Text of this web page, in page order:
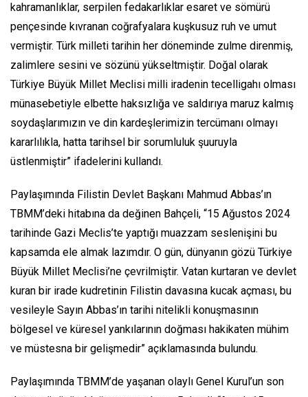
kahramanlıklar, serpilen fedakarlıklar esaret ve sömürü
pençesinde kıvranan coğrafyalara kuşkusuz ruh ve umut
vermiştir. Türk milleti tarihin her döneminde zulme direnmiş,
zalimlere sesini ve sözünü yükseltmiştir. Doğal olarak
Türkiye Büyük Millet Meclisi milli iradenin tecelligahı olması
münasebetiyle elbette haksızlığa ve saldırıya maruz kalmış
soydaşlarımızın ve din kardeşlerimizin tercümanı olmayı
kararlılıkla, hatta tarihsel bir sorumluluk şuuruyla
üstlenmiştir” ifadelerini kullandı.
Paylaşımında Filistin Devlet Başkanı Mahmud Abbas’ın
TBMM’deki hitabına da değinen Bahçeli, “15 Ağustos 2024
tarihinde Gazi Meclis’te yaptığı muazzam seslenişini bu
kapsamda ele almak lazımdır. O gün, dünyanın gözü Türkiye
Büyük Millet Meclisi’ne çevrilmiştir. Vatan kurtaran ve devlet
kuran bir irade kudretinin Filistin davasına kucak açması, bu
vesileyle Sayın Abbas’ın tarihi nitelikli konuşmasının
bölgesel ve küresel yankılarının doğması hakikaten mühim
ve müstesna bir gelişmedir” açıklamasında bulundu.
Paylaşımında TBMM’de yaşanan olaylı Genel Kurul’un son